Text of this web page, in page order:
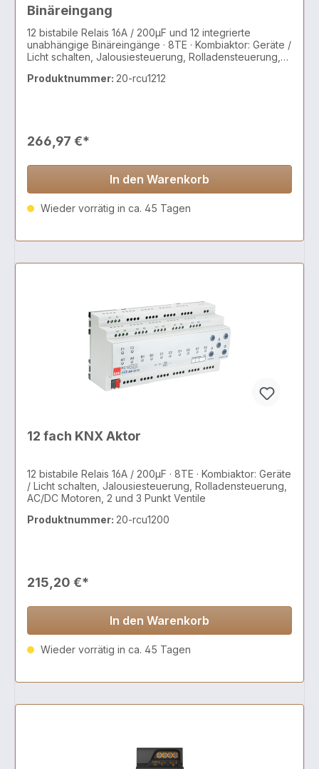
Binäreingang
12 bistabile Relais 16A / 200µF und 12 integrierte
unabhängige Binäreingänge · 8TE · Kombiaktor: Geräte /
Licht schalten, Jalousiesteuerung, Rolladensteuerung,
Produktnummer: 20-rcu1212
266,97 €*
In den Warenkorb
Wieder vorrätig in ca. 45 Tagen
12 fach KNX Aktor
12 bistabile Relais 16A / 200µF · 8TE · Kombiaktor: Geräte
/ Licht schalten, Jalousiesteuerung, Rolladensteuerung,
AC/DC Motoren, 2 und 3 Punkt Ventile
Produktnummer: 20-rcu1200
215,20 €*
In den Warenkorb
Wieder vorrätig in ca. 45 Tagen